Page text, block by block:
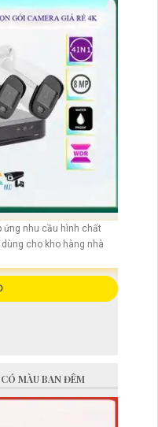
ứng nhu cầu hình chất
cho kho hàng nhà
MÀU BAN ĐÊM